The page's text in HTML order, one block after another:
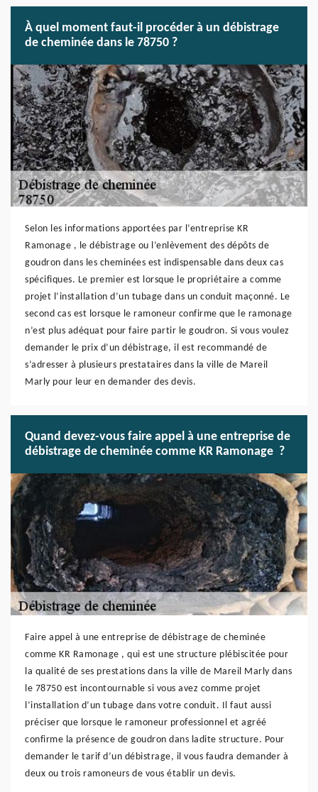
À quel moment faut-il procéder à un débistrage
de cheminée dans le 78750 ?
Selon les informations apportées par l’entreprise KR
Ramonage , le débistrage ou l’enlèvement des dépôts de
goudron dans les cheminées est indispensable dans deux cas
spécifiques. Le premier est lorsque le propriétaire a comme
projet l’installation d’un tubage dans un conduit maçonné. Le
second cas est lorsque le ramoneur confirme que le ramonage
n’est plus adéquat pour faire partir le goudron. Si vous voulez
demander le prix d’un débistrage, il est recommandé de
s’adresser à plusieurs prestataires dans la ville de Mareil
Marly pour leur en demander des devis.
Quand devez-vous faire appel à une entreprise de
débistrage de cheminée comme KR Ramonage ?
Faire appel à une entreprise de débistrage de cheminée
comme KR Ramonage , qui est une structure plébiscitée pour
la qualité de ses prestations dans la ville de Mareil Marly dans
le 78750 est incontournable si vous avez comme projet
l’installation d’un tubage dans votre conduit. Il faut aussi
préciser que lorsque le ramoneur professionnel et agréé
confirme la présence de goudron dans ladite structure. Pour
demander le tarif d’un débistrage, il vous faudra demander à
deux ou trois ramoneurs de vous établir un devis.